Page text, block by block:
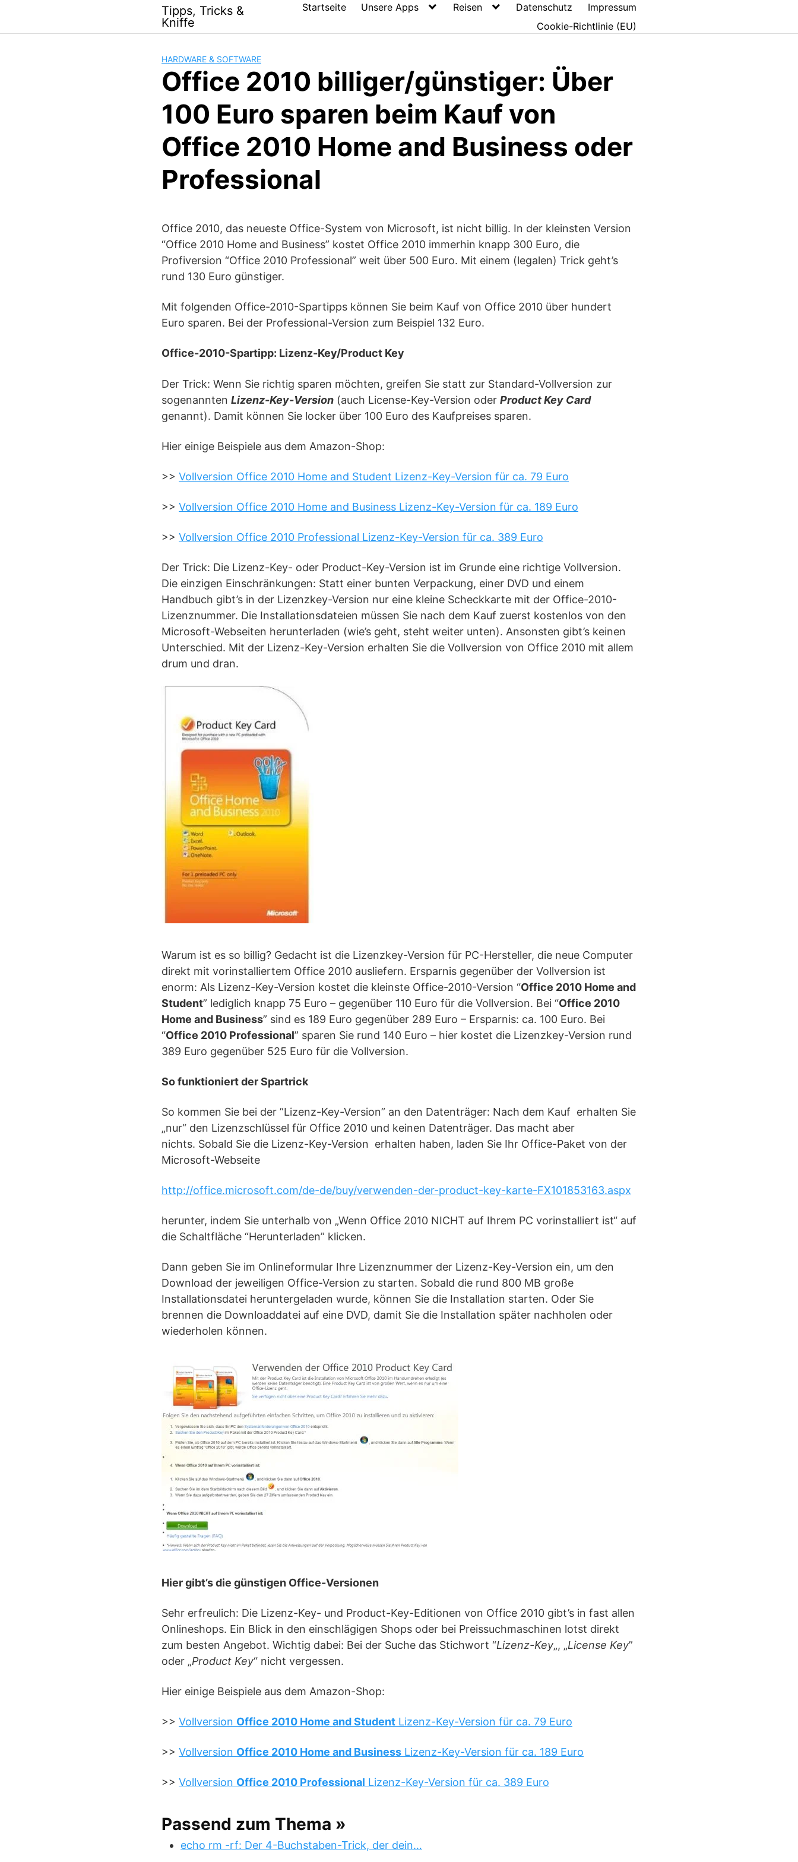
content
Tipps, Tricks &
Kniffe
Startseite Unsere Apps Reisen Datenschutz
Impressum
Cookie-Richtlinie (EU)
HARDWARE & SOFTWARE
Office 2010 billiger/günstiger: Über
100 Euro sparen beim Kauf von
Office 2010 Home and Business oder
Professional
Office 2010, das neueste Office-System von Microsoft, ist nicht billig. In der kleinsten Version
“Office 2010 Home and Business” kostet Office 2010 immerhin knapp 300 Euro, die
Profiversion “Office 2010 Professional” weit über 500 Euro. Mit einem (legalen) Trick geht’s
rund 130 Euro günstiger.
Mit folgenden Office-2010-Spartipps können Sie beim Kauf von Office 2010 über hundert
Euro sparen. Bei der Professional-Version zum Beispiel 132 Euro.
Office-2010-Spartipp: Lizenz-Key/Product Key
Der Trick: Wenn Sie richtig sparen möchten, greifen Sie statt zur Standard-Vollversion zur
sogenannten Lizenz-Key-Version (auch License-Key-Version oder Product Key Card
genannt). Damit können Sie locker über 100 Euro des Kaufpreises sparen.
Hier einige Beispiele aus dem Amazon-Shop:
>> Vollversion Office 2010 Home and Student Lizenz-Key-Version für ca. 79 Euro
>> Vollversion Office 2010 Home and Business Lizenz-Key-Version für ca. 189 Euro
>> Vollversion Office 2010 Professional Lizenz-Key-Version für ca. 389 Euro
Der Trick: Die Lizenz-Key- oder Product-Key-Version ist im Grunde eine richtige Vollversion.
Die einzigen Einschränkungen: Statt einer bunten Verpackung, einer DVD und einem
Handbuch gibt’s in der Lizenzkey-Version nur eine kleine Scheckkarte mit der Office-2010-
Lizenznummer. Die Installationsdateien müssen Sie nach dem Kauf zuerst kostenlos von den
Microsoft-Webseiten herunterladen (wie’s geht, steht weiter unten). Ansonsten gibt’s keinen
Unterschied. Mit der Lizenz-Key-Version erhalten Sie die Vollversion von Office 2010 mit allem
drum und dran.
Warum ist es so billig? Gedacht ist die Lizenzkey-Version für PC-Hersteller, die neue Computer
direkt mit vorinstalliertem Office 2010 ausliefern. Ersparnis gegenüber der Vollversion ist
enorm: Als Lizenz-Key-Version kostet die kleinste Office-2010-Version “Office 2010 Home and
Student” lediglich knapp 75 Euro – gegenüber 110 Euro für die Vollversion. Bei “Office 2010
Home and Business” sind es 189 Euro gegenüber 289 Euro – Ersparnis: ca. 100 Euro. Bei
“Office 2010 Professional” sparen Sie rund 140 Euro – hier kostet die Lizenzkey-Version rund
389 Euro gegenüber 525 Euro für die Vollversion.
So funktioniert der Spartrick
So kommen Sie bei der ”Lizenz-Key-Version” an den Datenträger: Nach dem Kauf erhalten Sie
„nur“ den Lizenzschlüssel für Office 2010 und keinen Datenträger. Das macht aber
nichts. Sobald Sie die Lizenz-Key-Version erhalten haben, laden Sie Ihr Office-Paket von der
Microsoft-Webseite
http://office.microsoft.com/de-de/buy/verwenden-der-product-key-karte-FX101853163.aspx
herunter, indem Sie unterhalb von „Wenn Office 2010 NICHT auf Ihrem PC vorinstalliert ist“ auf
die Schaltfläche “Herunterladen” klicken.
Dann geben Sie im Onlineformular Ihre Lizenznummer der Lizenz-Key-Version ein, um den
Download der jeweiligen Office-Version zu starten. Sobald die rund 800 MB große
Installationsdatei heruntergeladen wurde, können Sie die Installation starten. Oder Sie
brennen die Downloaddatei auf eine DVD, damit Sie die Installation später nachholen oder
wiederholen können.
Hier gibt’s die günstigen Office-Versionen
Sehr erfreulich: Die Lizenz-Key- und Product-Key-Editionen von Office 2010 gibt’s in fast allen
Onlineshops. Ein Blick in den einschlägigen Shops oder bei Preissuchmaschinen lotst direkt
zum besten Angebot. Wichtig dabei: Bei der Suche das Stichwort “Lizenz-Key„, „License Key”
oder „Product Key“ nicht vergessen.
Hier einige Beispiele aus dem Amazon-Shop:
>> Vollversion Office 2010 Home and Student Lizenz-Key-Version für ca. 79 Euro
>> Vollversion Office 2010 Home and Business Lizenz-Key-Version für ca. 189 Euro
>> Vollversion Office 2010 Professional Lizenz-Key-Version für ca. 389 Euro
Passend zum Thema »
echo rm -rf: Der 4-Buchstaben-Trick, der dein…